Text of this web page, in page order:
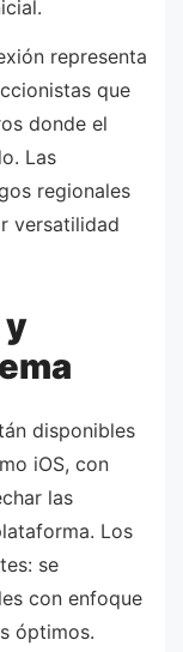
representa
que
donde el
Las
regionales
versatilidad
disponibles
iOS, con
las
Los
se
con enfoque
óptimos.